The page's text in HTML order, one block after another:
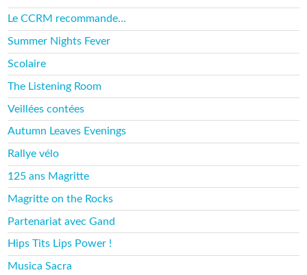
Le CCRM recommande…
Summer Nights Fever
Scolaire
The Listening Room
Veillées contées
Autumn Leaves Evenings
Rallye vélo
125 ans Magritte
Magritte on the Rocks
Partenariat avec Gand
Hips Tits Lips Power !
Musica Sacra